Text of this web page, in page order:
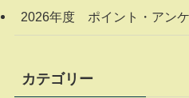
2026年度 ポイント・アン
カテゴリー